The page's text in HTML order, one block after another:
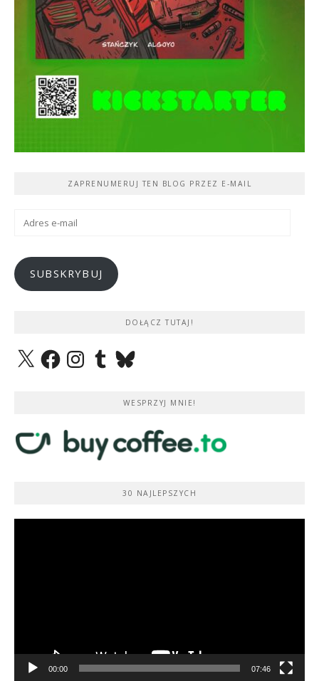
ZAPRENUMERUJ TEN BLOG PRZEZ E-MAIL
Adres
SUBSKRYBUJ
DOŁĄCZ TUTAJ!
X FacebookInstagramTumblrBluesky
WESPRZYJ MNIE!
30 NAJLEPSZYCH
00:00 07:46